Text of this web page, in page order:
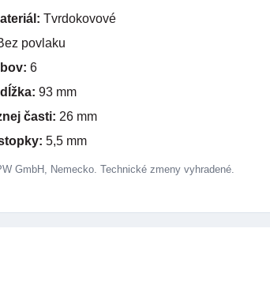
Tvrdokovové
povlaku
6
93 mm
časti: 26 mm
5,5 mm
GmbH, Nemecko. Technické zmeny vyhradené.